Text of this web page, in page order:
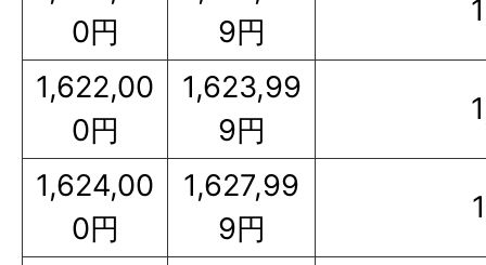
0円
9円
1,622,00
0円
1,623,99
9円
1,624,00
0円
1,627,99
9円